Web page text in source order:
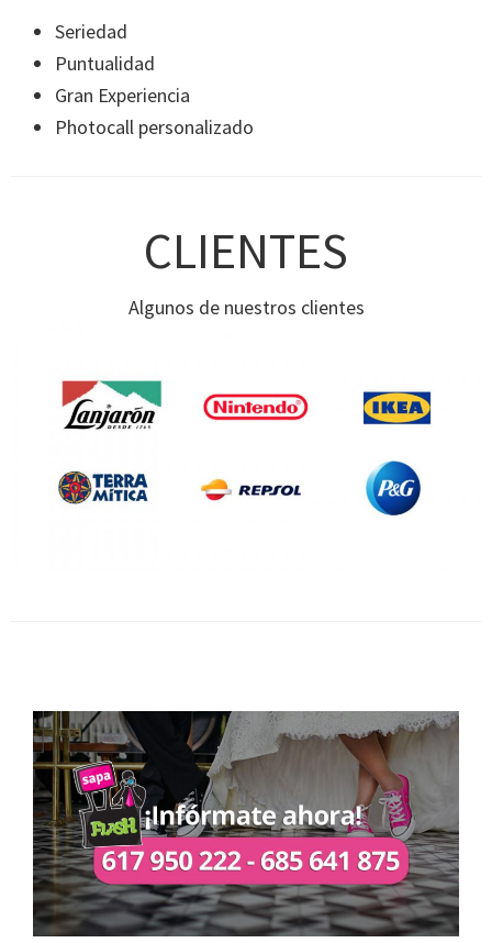
Seriedad
Puntualidad
Gran Experiencia
Photocall personalizado
CLIENTES
Algunos de nuestros clientes